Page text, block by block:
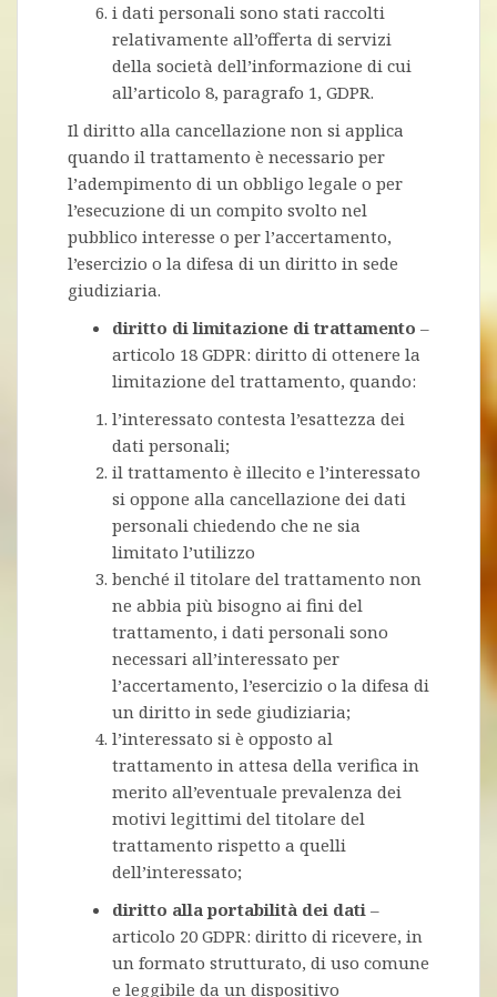
i dati personali sono stati raccolti
relativamente all’offerta di servizi
della società dell’informazione di cui
all’articolo 8, paragrafo 1, GDPR.
Il diritto alla cancellazione non si applica
quando il trattamento è necessario per
l’adempimento di un obbligo legale o per
l’esecuzione di un compito svolto nel
pubblico interesse o per l’accertamento,
l’esercizio o la difesa di un diritto in sede
giudiziaria.
diritto di limitazione di trattamento –
articolo 18 GDPR: diritto di ottenere la
limitazione del trattamento, quando:
l’interessato contesta l’esattezza dei
dati personali;
il trattamento è illecito e l’interessato
si oppone alla cancellazione dei dati
personali chiedendo che ne sia
limitato l’utilizzo
benché il titolare del trattamento non
ne abbia più bisogno ai fini del
trattamento, i dati personali sono
necessari all’interessato per
l’accertamento, l’esercizio o la difesa di
un diritto in sede giudiziaria;
l’interessato si è opposto al
trattamento in attesa della verifica in
merito all’eventuale prevalenza dei
motivi legittimi del titolare del
trattamento rispetto a quelli
dell’interessato;
diritto alla portabilità dei dati –
articolo 20 GDPR: diritto di ricevere, in
un formato strutturato, di uso comune
e leggibile da un dispositivo